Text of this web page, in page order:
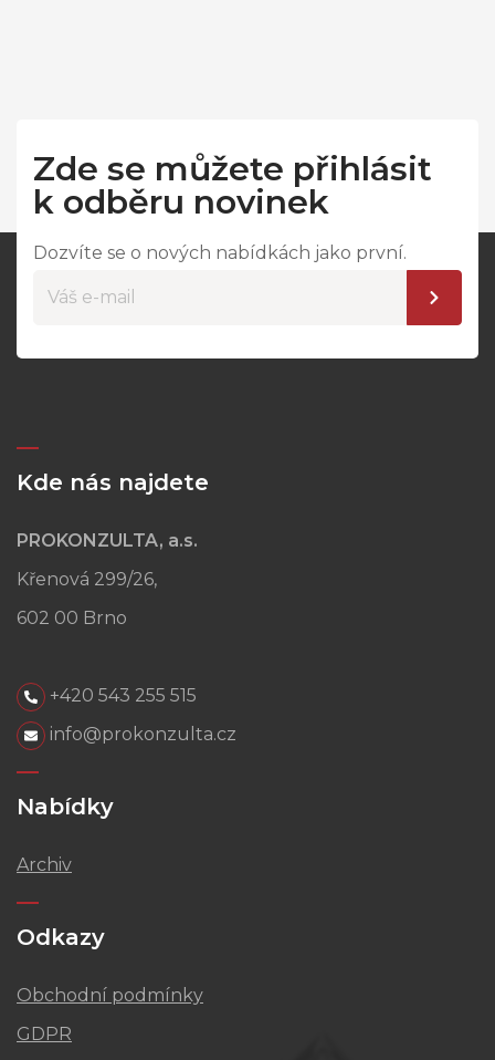
Zde se můžete přihlásit
k odběru novinek
Dozvíte se o nových nabídkách jako první.
Kde nás najdete
PROKONZULTA, a.s.
Křenová 299/26,
602 00 Brno
+420 543 255 515
info@prokonzulta.cz
Nabídky
Archiv
Odkazy
Obchodní podmínky
GDPR